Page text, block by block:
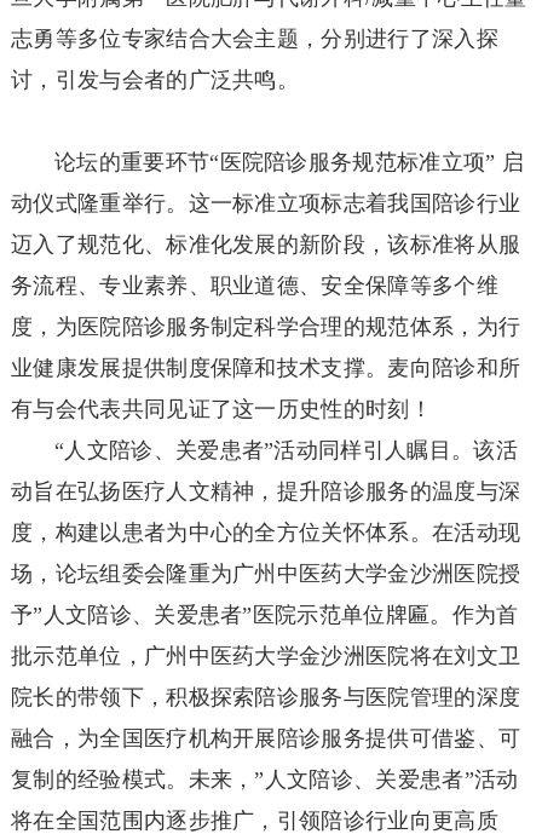
志勇等多位专家结合大会主题，分别进行了深入探
讨，引发与会者的广泛共鸣。
论坛的重要环节“医院陪诊服务规范标准立项” 启
动仪式隆重举行。这一标准立项标志着我国陪诊行业
迈入了规范化、标准化发展的新阶段，该标准将从服
务流程、专业素养、职业道德、安全保障等多个维
度，为医院陪诊服务制定科学合理的规范体系，为行
业健康发展提供制度保障和技术支撑。麦向陪诊和所
有与会代表共同见证了这一历史性的时刻！
“人文陪诊、关爱患者”活动同样引人瞩目。该活
动旨在弘扬医疗人文精神，提升陪诊服务的温度与深
度，构建以患者为中心的全方位关怀体系。在活动现
场，论坛组委会隆重为广州中医药大学金沙洲医院授
予”人文陪诊、关爱患者”医院示范单位牌匾。作为首
批示范单位，广州中医药大学金沙洲医院将在刘文卫
院长的带领下，积极探索陪诊服务与医院管理的深度
融合，为全国医疗机构开展陪诊服务提供可借鉴、可
复制的经验模式。未来，”人文陪诊、关爱患者”活动
将在全国范围内逐步推广，引领陪诊行业向更高质